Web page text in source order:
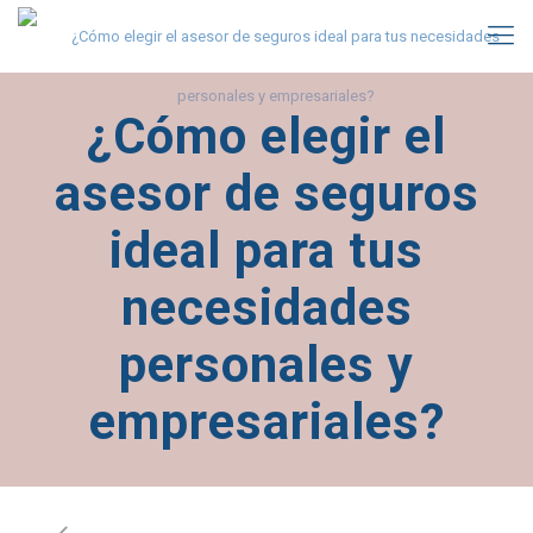
¿Cómo elegir el
asesor de seguros
ideal para tus
necesidades
personales y
empresariales?